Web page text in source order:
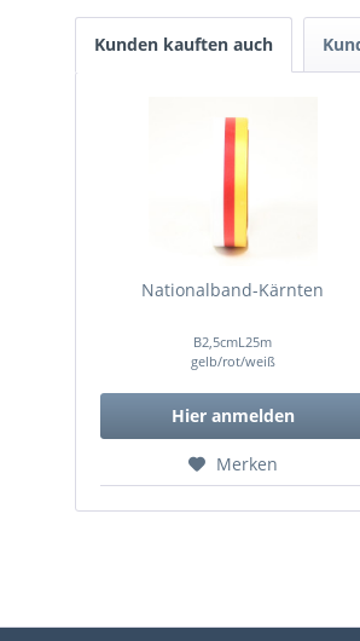
Kunden kauften auch
Nationalband-Kärnten
B2,5cmL25m
gelb/rot/weiß
Hier anmelden
Merken